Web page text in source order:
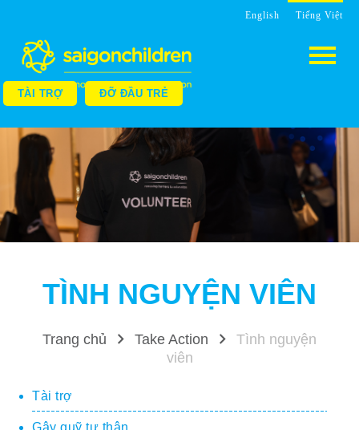
English Tiếng Việt
TÀI TRỢ ĐỠ ĐẦU TRẺ
TÌNH NGUYỆN VIÊN
Trang chủ Take Action
Tình nguyện
viên
Tài trợ